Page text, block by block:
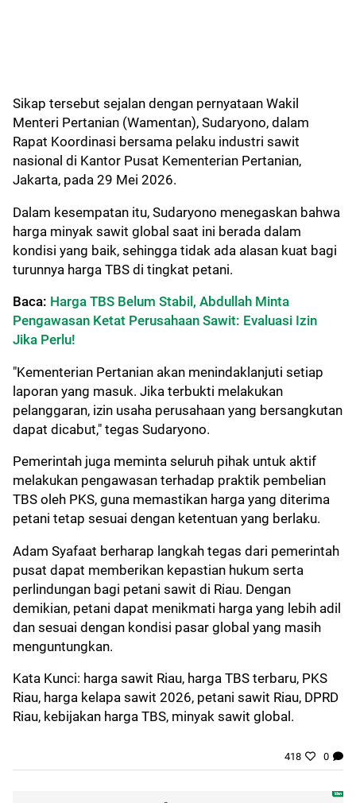
Sikap tersebut sejalan dengan pernyataan Wakil
Menteri Pertanian (Wamentan), Sudaryono, dalam
Rapat Koordinasi bersama pelaku industri sawit
nasional di Kantor Pusat Kementerian Pertanian,
Jakarta, pada 29 Mei 2026.
Dalam kesempatan itu, Sudaryono menegaskan bahwa
harga minyak sawit global saat ini berada dalam
kondisi yang baik, sehingga tidak ada alasan kuat bagi
turunnya harga TBS di tingkat petani.
Baca: Harga TBS Belum Stabil, Abdullah Minta
Pengawasan Ketat Perusahaan Sawit: Evaluasi Izin
Jika Perlu!
"Kementerian Pertanian akan menindaklanjuti setiap
laporan yang masuk. Jika terbukti melakukan
pelanggaran, izin usaha perusahaan yang bersangkutan
dapat dicabut," tegas Sudaryono.
Pemerintah juga meminta seluruh pihak untuk aktif
melakukan pengawasan terhadap praktik pembelian
TBS oleh PKS, guna memastikan harga yang diterima
petani tetap sesuai dengan ketentuan yang berlaku.
Adam Syafaat berharap langkah tegas dari pemerintah
pusat dapat memberikan kepastian hukum serta
perlindungan bagi petani sawit di Riau. Dengan
demikian, petani dapat menikmati harga yang lebih adil
dan sesuai dengan kondisi pasar global yang masih
menguntungkan.
Kata Kunci: harga sawit Riau, harga TBS terbaru, PKS
Riau, harga kelapa sawit 2026, petani sawit Riau, DPRD
Riau, kebijakan harga TBS, minyak sawit global.
418 0